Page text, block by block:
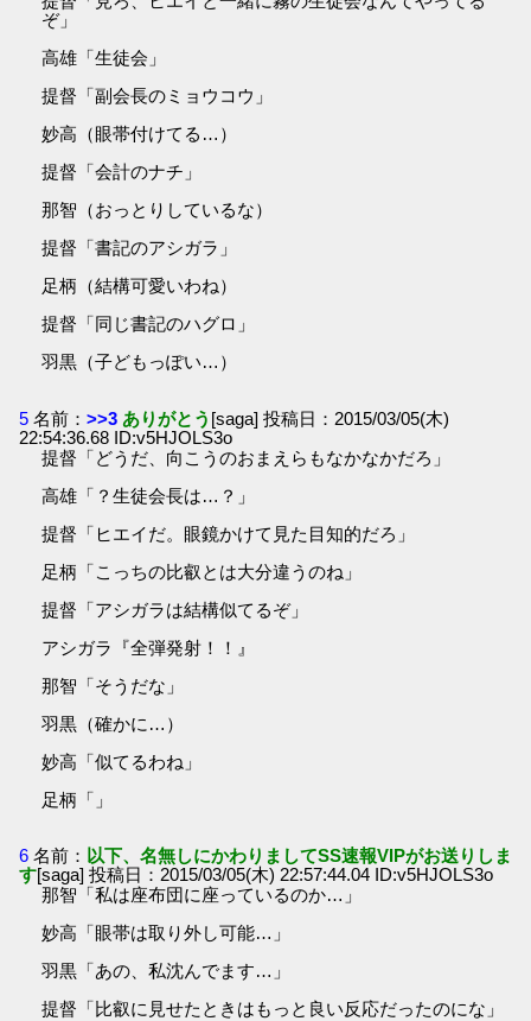
ぞ」
高雄「生徒会」
提督「副会長のミョウコウ」
妙高（眼帯付けてる…）
提督「会計のナチ」
那智（おっとりしているな）
提督「書記のアシガラ」
足柄（結構可愛いわね）
提督「同じ書記のハグロ」
羽黒（子どもっぽい…）
5 名前：>>3 ありがとう [saga] 投稿日：2015/03/05(木)
22:54:36.68 ID:v5HJOLS3o
提督「どうだ、向こうのおまえらもなかなかだろ」
高雄「？生徒会長は…？」
提督「ヒエイだ。眼鏡かけて見た目知的だろ」
足柄「こっちの比叡とは大分違うのね」
提督「アシガラは結構似てるぞ」
アシガラ『全弾発射！！』
那智「そうだな」
羽黒（確かに…）
妙高「似てるわね」
足柄「」
6 名前： 以下、名無しにかわりましてSS速報VIPがお送りしま
す[saga] 投稿日：2015/03/05(木) 22:57:44.04 ID:v5HJOLS3o
那智「私は座布団に座っているのか…」
妙高「眼帯は取り外し可能…」
羽黒「あの、私沈んでます…」
提督「比叡に見せたときはもっと良い反応だったのにな」